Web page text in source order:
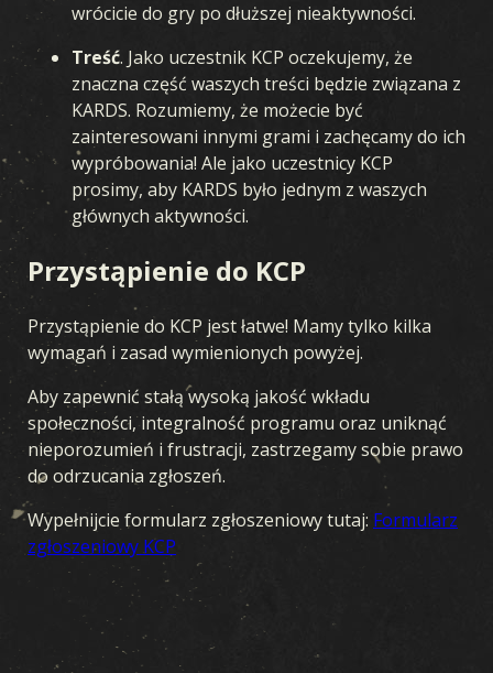
wrócicie do gry po dłuższej nieaktywności.
Treść. Jako uczestnik KCP oczekujemy, że
znaczna część waszych treści będzie związana z
KARDS. Rozumiemy, że możecie być
zainteresowani innymi grami i zachęcamy do ich
wypróbowania! Ale jako uczestnicy KCP
prosimy, aby KARDS było jednym z waszych
głównych aktywności.
Przystąpienie do KCP
Przystąpienie do KCP jest łatwe! Mamy tylko kilka
wymagań i zasad wymienionych powyżej.
Aby zapewnić stałą wysoką jakość wkładu
społeczności, integralność programu oraz uniknąć
nieporozumień i frustracji, zastrzegamy sobie prawo
do odrzucania zgłoszeń.
Wypełnijcie formularz zgłoszeniowy tutaj: Formularz
zgłoszeniowy KCP